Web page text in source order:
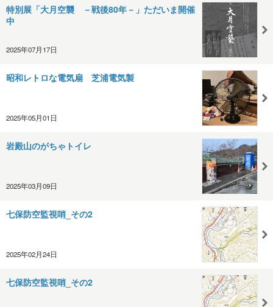
特別展「大月空襲 －戦後80年－」ただいま開催
中
2025年07月17日
昭和レトロな電気扇 芝浦電気製
2025年05月01日
岩殿山のがちゃトイレ
2025年03月09日
七保防空監視哨_その2
2025年02月24日
七保防空監視哨_その2